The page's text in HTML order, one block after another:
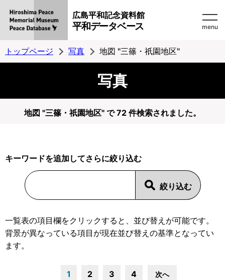
広島平和記念資料館
平和データベース menu
トップページ 写真 地図 "三篠・祇園地区"
写真
地図 "三篠・祇園地区" で 72 件検索されました。
キーワードを追加してさらに絞り込む
一覧表の項目欄をクリックすると、並び替えが可能です。
背景が異なっている項目が現在並び替えの基準となってい
ます。
1 2 3 4 次へ